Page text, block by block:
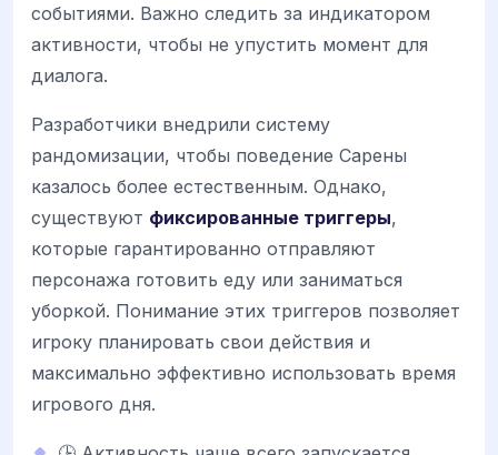
событиями. Важно следить за индикатором
активности, чтобы не упустить момент для
диалога.
Разработчики внедрили систему
рандомизации, чтобы поведение Сарены
казалось более естественным. Однако,
существуют фиксированные триггеры,
которые гарантированно отправляют
персонажа готовить еду или заниматься
уборкой. Понимание этих триггеров позволяет
игроку планировать свои действия и
максимально эффективно использовать время
игрового дня.